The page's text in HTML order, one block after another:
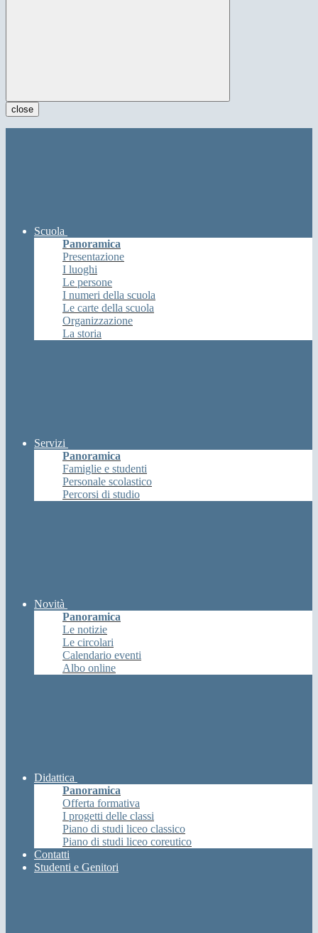
close
Scuola
Panoramica
Presentazione
I luoghi
Le persone
I numeri della scuola
Le carte della scuola
Organizzazione
La storia
Servizi
Panoramica
Famiglie e studenti
Personale scolastico
Percorsi di studio
Novità
Panoramica
Le notizie
Le circolari
Calendario eventi
Albo online
Didattica
Panoramica
Offerta formativa
I progetti delle classi
Piano di studi liceo classico
Piano di studi liceo coreutico
Contatti
Studenti e Genitori